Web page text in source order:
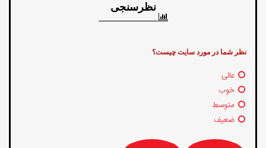
نظرسنجی
نظر شما در مورد سایت چیست؟
عالی
خوب
متوسط
ضعیف